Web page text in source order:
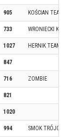
905 KOŚCIAN TEAM
733 WRONIECKI
1027 HERNIK TEAM
847
716 ZOMBIE
821
1020
994 SMOK